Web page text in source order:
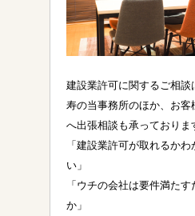
建設業許可に関するご相談
寿の当事務所のほか、お客
へ出張相談も承っておりま
「建設業許可が取れるかわ
い」
「ウチの会社は要件満たす
か」